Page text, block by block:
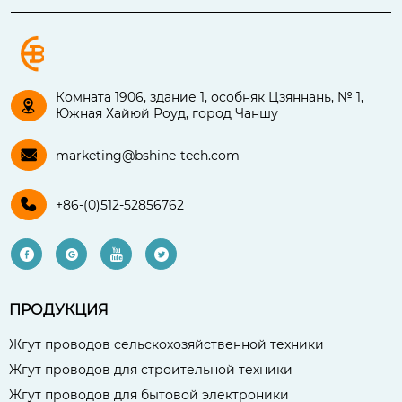

Комната 1906, здание 1, особняк Цзяннань, № 1,
Южная Хайюй Роуд, город Чаншу
 marketing@bshine-tech.com
 +86-(0)512-52856762
   
ПРОДУКЦИЯ
Жгут проводов сельскохозяйственной техники
Жгут проводов для строительной техники
Жгут проводов для бытовой электроники